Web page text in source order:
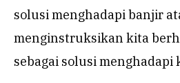
solusi menghadapi banjir
menginstruksikan kita
sebagai solusi menghadapi